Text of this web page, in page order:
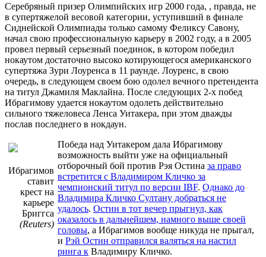
Серебряный призер Олимпийских игр 2000 года, , правда, не
в супертяжелой весовой категории, уступивший в финале
Сиднейской Олимпиады только самому Феликсу Савону,
начал свою профессиональную карьеру в 2002 году, а в 2005
провел первый серьезный поединок, в котором победил
нокаутом достаточно высоко котирующегося американского
супертяжа Зури Лоуренса в 11 раунде. Лоуренс, в свою
очередь, в следующем своем бою одолел вечного претендента
на титул Джамиля Маклайна. После следующих 2-х побед
Ибрагимову удается нокаутом одолеть действительно
сильного тяжеловеса Ленса Уитакера, при этом дважды
послав последнего в нокдаун.
Ибрагимов
ставит
крест на
карьере
Бриггса
(Reuters)
Победа над Уитакером дала Ибрагимову
возможность выйти уже на официальный
отборочный бой против Рэя Остина за право
встретится с Владимиром Кличко за
чемпионский титул по версии IBF. Однако до
Владимира Кличко Султану добраться не
удалось. Остин в тот вечер прыгнул, как
оказалось в дальнейшем, намного выше своей
головы, а Ибрагимов вообще никуда не прыгал,
и Рэй Остин отправился валяться на настил
ринга к Владимиру Кличко.